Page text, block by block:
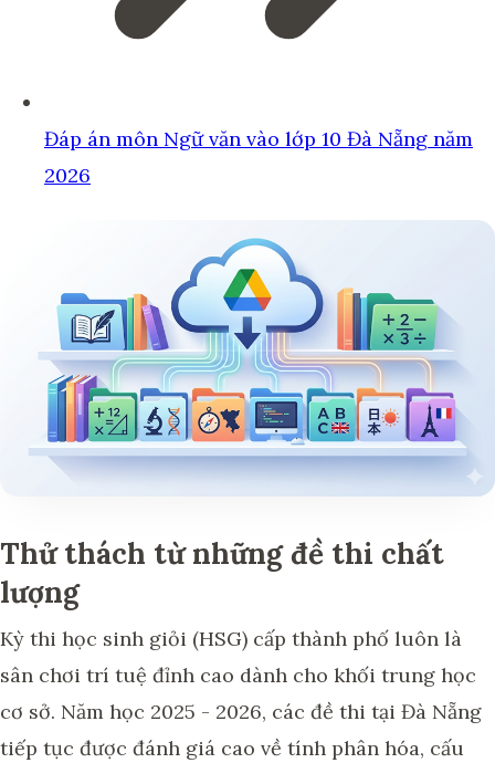
Đáp án môn Ngữ văn vào lớp 10 Đà Nẵng năm
2026
Thử thách từ những đề thi chất
lượng
Kỳ thi học sinh giỏi (HSG) cấp thành phố luôn là
sân chơi trí tuệ đỉnh cao dành cho khối trung học
cơ sở. Năm học 2025 - 2026, các đề thi tại Đà Nẵng
tiếp tục được đánh giá cao về tính phân hóa, cấu